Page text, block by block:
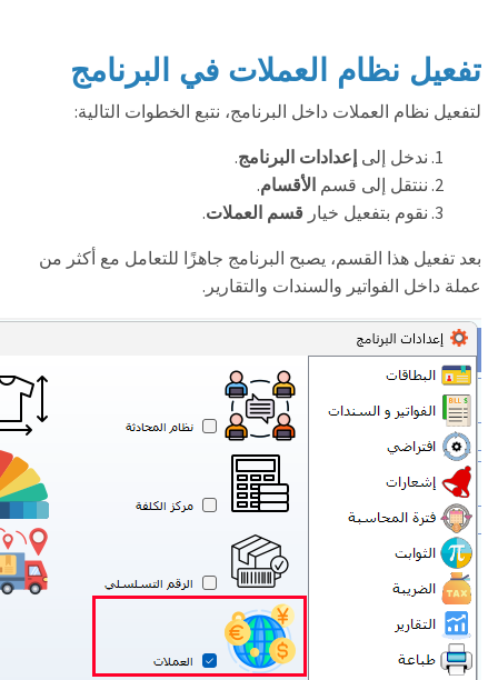
تفعيل نظام العملات في البرنامج
لتفعيل نظام العملات داخل البرنامج، نتبع الخطوات التالية:
ندخل إلى إعدادات البرنامج.
ننتقل إلى قسم الأقسام.
نقوم بتفعيل خيار قسم العملات.
بعد تفعيل هذا القسم، يصبح البرنامج جاهزًا للتعامل مع أكثر من
عملة داخل الفواتير والسندات والتقارير .